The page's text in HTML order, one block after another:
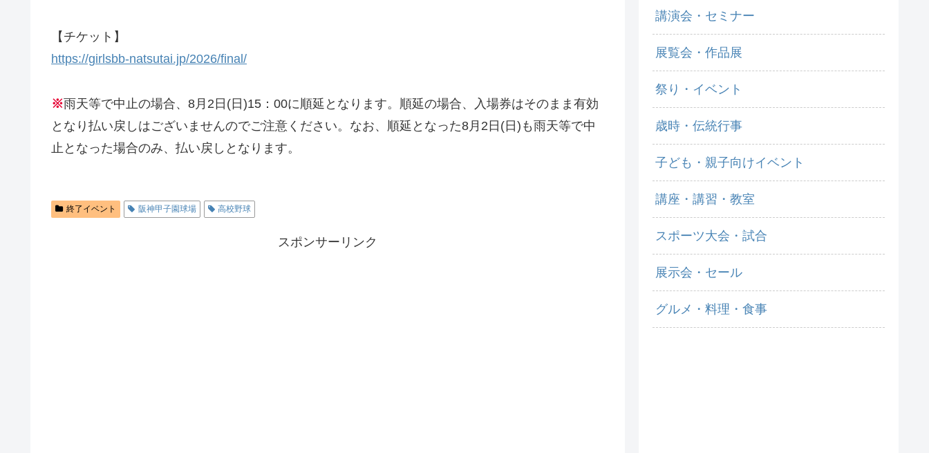
【チケット】
https://girlsbb-natsutai.jp/2026/final/
※雨天等で中止の場合、8月2日(日)15：00に順延となります。順延の場合、入場券はそのまま有効
となり払い戻しはございませんのでご注意ください。なお、順延となった8月2日(日)も雨天等で中
止となった場合のみ、払い戻しとなります。
終了イベント 阪神甲子園球場 高校野球
スポンサーリンク
講演会・セミナー
展覧会・作品展
祭り・イベント
歳時・伝統行事
子ども・親子向けイベント
講座・講習・教室
スポーツ大会・試合
展示会・セール
グルメ・料理・食事